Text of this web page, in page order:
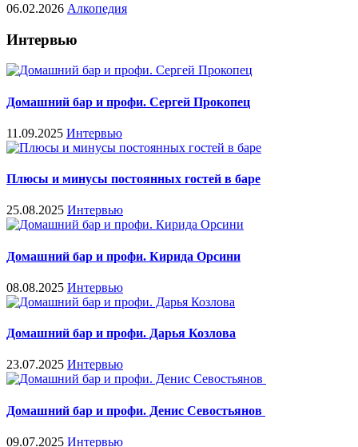
06.02.2026 Алкопедия
Интервью
Домашний бар и профи. Сергей Прокопец
11.09.2025 Интервью
Плюсы и минусы постоянных гостей в баре
25.08.2025 Интервью
Домашний бар и профи. Кирида Орсини
08.08.2025 Интервью
Домашний бар и профи. Дарья Козлова
23.07.2025 Интервью
Домашний бар и профи. Денис Севостьянов
09.07.2025 Интервью